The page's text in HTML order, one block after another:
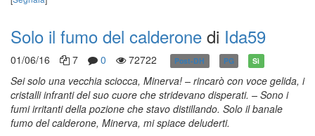
Solo il fumo del calderone di Ida59
01/06/16 7 0 72722 Post-DH PG Sì
Sei solo una vecchia sciocca, Minerva! – rincarò con voce gelida, i
cristalli infranti del suo cuore che stridevano disperati. – Sono i
fumi irritanti della pozione che stavo distillando. Solo il banale
fumo del calderone, Minerva, mi spiace deluderti.